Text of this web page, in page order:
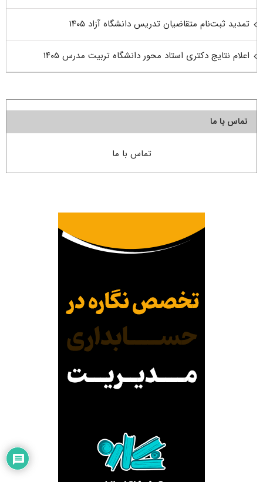
تمدید ثبت‌نام متقاضیان تدریس دانشگاه آزاد ۱۴۰۵
اعلام نتایج دکتری استاد محور دانشگاه تربیت مدرس ۱۴۰۵
تماس با ما
تماس با ما